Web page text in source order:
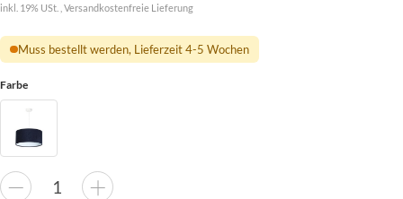
inkl. 19% USt. , Versandkostenfreie Lieferung
Muss bestellt werden, Lieferzeit 4-5 Wochen
Farbe